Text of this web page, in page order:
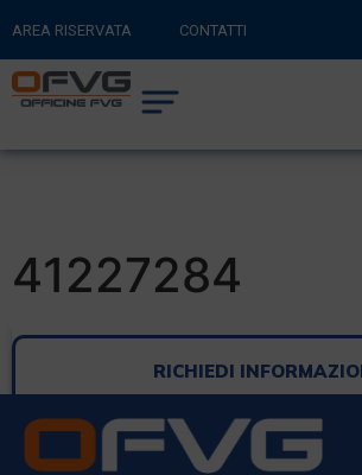
AREA RISERVATA CONTATTI
RITORNA AL SITO PRINCIPALE
CARRELLO
41227284
RICHIEDI